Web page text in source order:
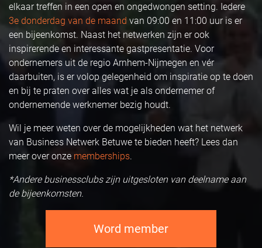
elkaar treffen in een open en ongedwongen setting. Iedere
3e donderdag van de maand van 09:00 en 11:00 uur is er
een bijeenkomst. Naast het netwerken zijn er ook
inspirerende en interessante gastpresentatie. Voor
ondernemers uit de regio Arnhem-Nijmegen en vér
daarbuiten, is er volop gelegenheid om inspiratie op te doen
en bij te praten over alles wat je als ondernemer of
ondernemende werknemer bezig houdt.
Wil je meer weten over de mogelijkheden wat het netwerk
van Business Netwerk Betuwe te bieden heeft? Lees dan
meer over onze memberships.
*Andere businessclubs zijn uitgesloten van deelname aan
de bijeenkomsten.
Word member